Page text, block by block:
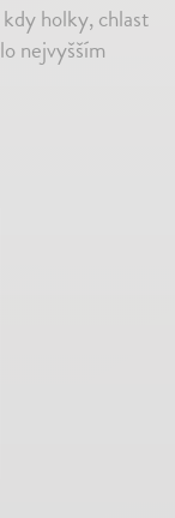
holky, chlast
nejvyšším